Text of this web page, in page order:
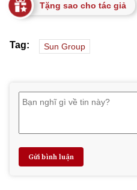
Tặng sao cho tác giả
Tag: Sun Group
Gửi bình luận